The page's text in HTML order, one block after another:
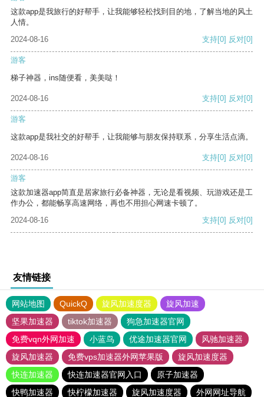
这款app是我旅行的好帮手，让我能够轻松找到目的地，了解当地的风土
人情。
2024-08-16
支持[0] 反对[0]
游客
梯子神器，ins随便看，美美哒！
2024-08-16 支持[0] 反对[0]
游客
这款app是我社交的好帮手，让我能够与朋友保持联系，分享生活点滴。
2024-08-16 支持[0] 反对[0]
游客
这款加速器app简直是居家旅行必备神器，无论是看视频、玩游戏还是工
作办公，都能畅享高速网络，再也不用担心网速卡顿了。
2024-08-16
支持[0] 反对[0]
友情链接
网站地图 QuickQ 旋风加速度器
旋风加速
坚果加速器
tiktok加速器
狗急加速器官网
免费vqn外网加速
小蓝鸟 优途加速器官网
风驰加速器
旋风加速器
免费vps加速器外网苹果版
旋风加速度器
快连加速器
快连加速器官网入口
原子加速器
快鸭加速器
快柠檬加速器 旋风加速度器 外网网址导航